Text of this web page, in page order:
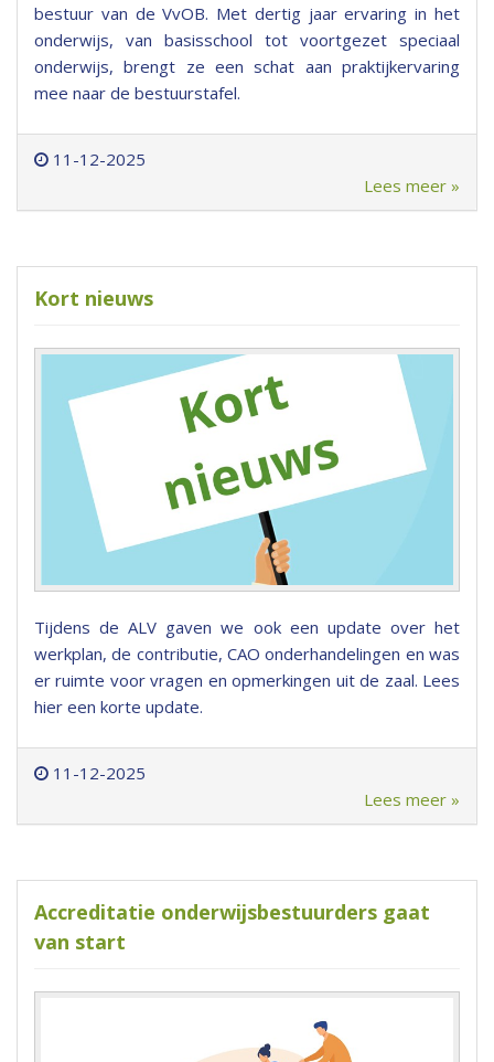
bestuur van de VvOB. Met dertig jaar ervaring in het
onderwijs, van basisschool tot voortgezet speciaal
onderwijs, brengt ze een schat aan praktijkervaring
mee naar de bestuurstafel.
11-12-2025
Lees meer »
Kort nieuws
Tijdens de ALV gaven we ook een update over het
werkplan, de contributie, CAO onderhandelingen en was
er ruimte voor vragen en opmerkingen uit de zaal. Lees
hier een korte update.
11-12-2025
Lees meer »
Accreditatie onderwijsbestuurders gaat
van start